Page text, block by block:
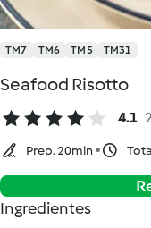
TM7 TM6 TM5 TM31
Seafood Risotto
4.1
Prep. 20min
Ingredientes